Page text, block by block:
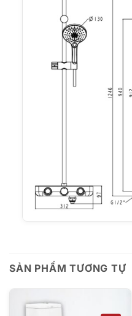
SẢN PHẨM TƯƠNG TỰ